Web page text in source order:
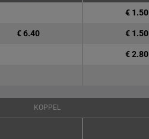
€ 1.50
€ 6.40 € 1.50
€ 2.80
KOPPEL